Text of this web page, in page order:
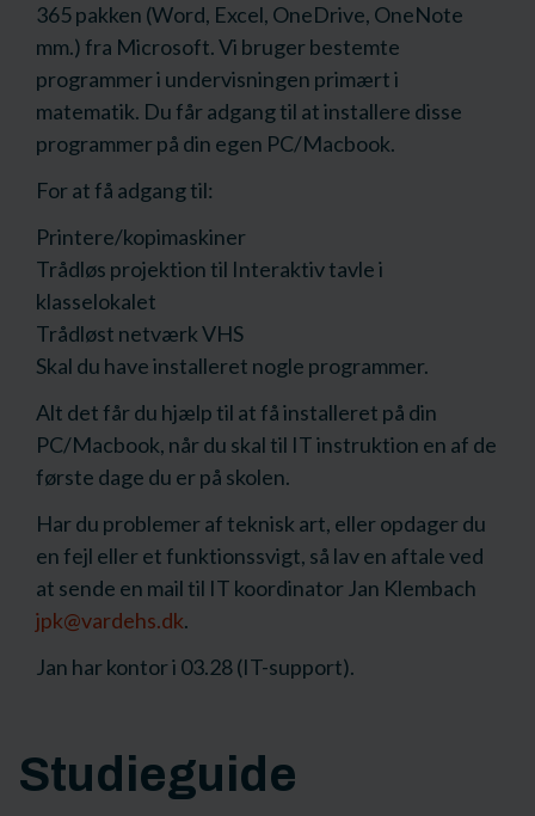
365 pakken (Word, Excel, OneDrive, OneNote
mm.) fra Microsoft. Vi bruger bestemte
programmer i undervisningen primært i
matematik. Du får adgang til at installere disse
programmer på din egen PC/Macbook.
For at få adgang til:
Printere/kopimaskiner
Trådløs projektion til Interaktiv tavle i
klasselokalet
Trådløst netværk VHS
Skal du have installeret nogle programmer.
Alt det får du hjælp til at få installeret på din
PC/Macbook, når du skal til IT instruktion en af de
første dage du er på skolen.
Har du problemer af teknisk art, eller opdager du
en fejl eller et funktionssvigt, så lav en aftale ved
at sende en mail til IT koordinator Jan Klembach
jpk@vardehs.dk.
Jan har kontor i 03.28 (IT-support).
Studieguide